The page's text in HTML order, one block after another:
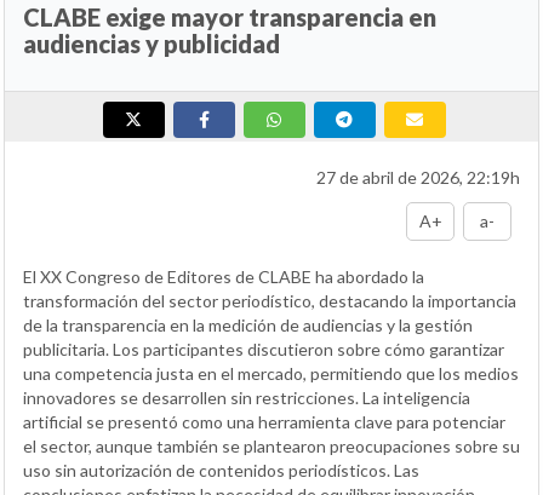
CLABE exige mayor transparencia en
audiencias y publicidad
27 de abril de 2026, 22:19h
A+ a-
El XX Congreso de Editores de CLABE ha abordado la
transformación del sector periodístico, destacando la importancia
de la transparencia en la medición de audiencias y la gestión
publicitaria. Los participantes discutieron sobre cómo garantizar
una competencia justa en el mercado, permitiendo que los medios
innovadores se desarrollen sin restricciones. La inteligencia
artificial se presentó como una herramienta clave para potenciar
el sector, aunque también se plantearon preocupaciones sobre su
uso sin autorización de contenidos periodísticos. Las